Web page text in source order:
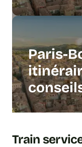
Paris-
Train